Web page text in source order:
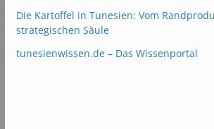
Die Kartoffel in Tunesien: Vom
strategischen Säule
tunesienwissen.de – Das Wissenportal